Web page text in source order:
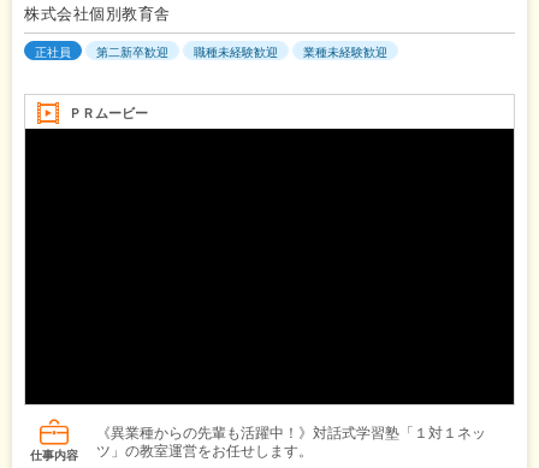
株式会社個別教育舎
正社員 第二新卒歓迎 職種未経験歓迎 業種未経験歓迎
ＰＲムービー
仕事内容
《異業種からの先輩も活躍中！》対話式学習塾「１対１ネッ
ツ」の教室運営をお任せします。